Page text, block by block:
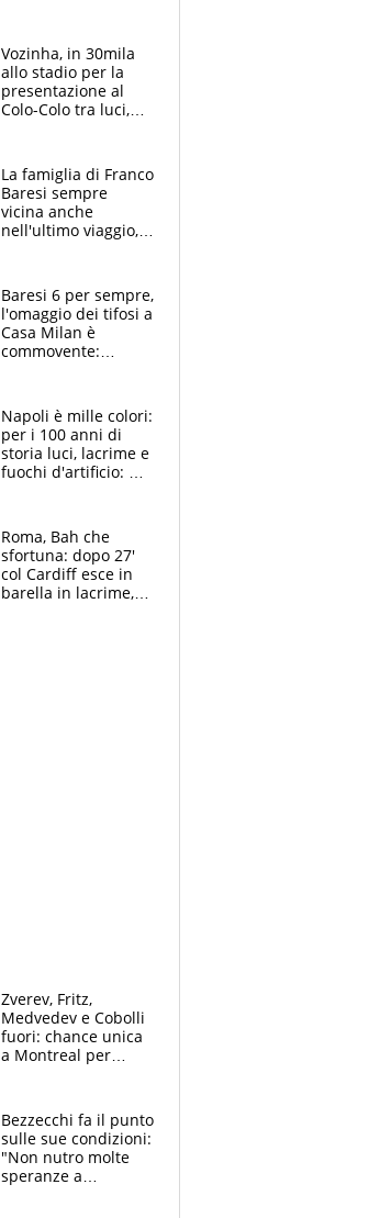
Vozinha, in 30mila
allo stadio per la
presentazione al
Colo-Colo tra luci,
La famiglia di Franco
Baresi sempre
vicina anche
nell'ultimo viaggio,
circondati
dall'affetto dei tifosi
Baresi 6 per sempre,
l'omaggio dei tifosi a
Casa Milan è
commovente:
bigliettini
Napoli è mille colori:
per i 100 anni di
storia luci, lacrime e
fuochi d'artificio: De
Roma, Bah che
sfortuna: dopo 27'
col Cardiff esce in
barella in lacrime,
Zverev, Fritz,
Medvedev e Cobolli
fuori: chance unica
a Montreal per
attacca le palline
Bezzecchi fa il punto
sulle sue condizioni:
"Non nutro molte
speranze a